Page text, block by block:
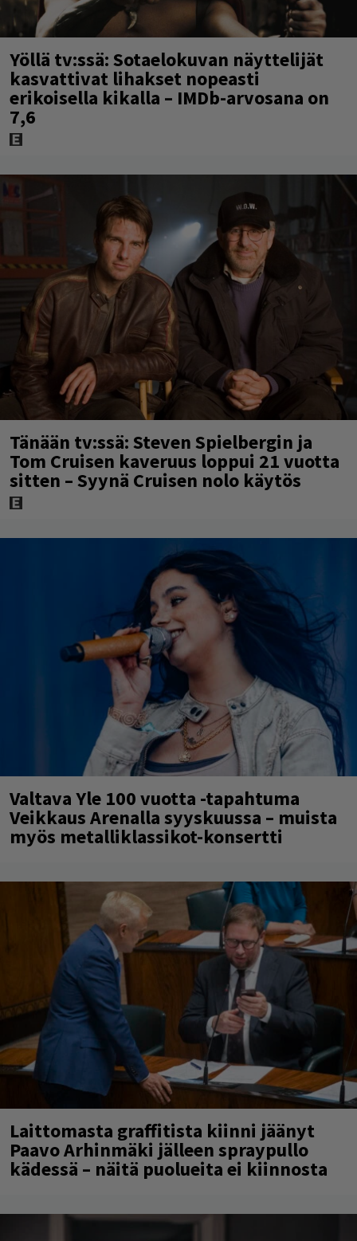
Yöllä tv:ssä: Sotaelokuvan näyttelijät
kasvattivat lihakset nopeasti
erikoisella kikalla – IMDb-arvosana on
7,6
Tänään tv:ssä: Steven Spielbergin ja
Tom Cruisen kaveruus loppui 21 vuotta
sitten – Syynä Cruisen nolo käytös
Valtava Yle 100 vuotta -tapahtuma
Veikkaus Arenalla syyskuussa – muista
myös metalliklassikot-konsertti
Laittomasta graffitista kiinni jäänyt
Paavo Arhinmäki jälleen spraypullo
kädessä – näitä puolueita ei kiinnosta